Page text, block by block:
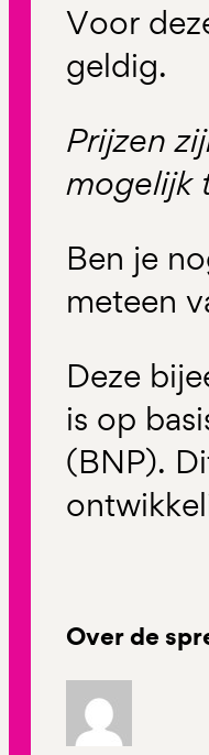
Voor
geldig.
Prijzen
mogelijk
Ben je
meteen
Deze
is op
(BNP).
Over de